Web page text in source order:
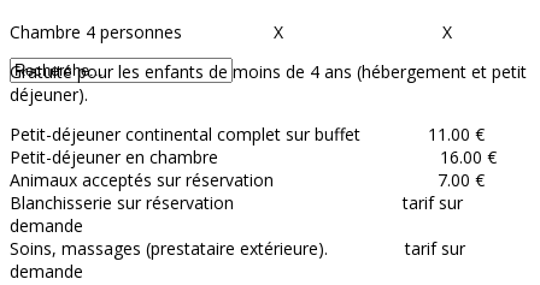
Chambre 4 personnes X X
Gratuité pour les enfants de moins de 4 ans (hébergement et petit
déjeuner).
Petit-déjeuner continental complet sur buffet 11.00 €
Petit-déjeuner en chambre 16.00 €
Animaux acceptés sur réservation 7.00 €
Blanchisserie sur réservation tarif sur
demande
Soins, massages (prestataire extérieure). tarif sur
demande